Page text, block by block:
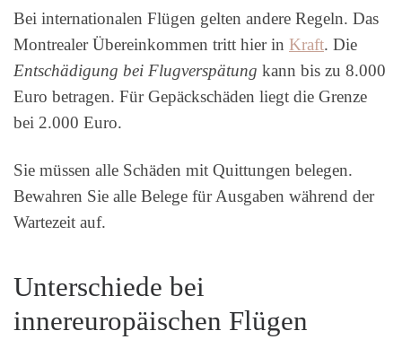
Bei internationalen Flügen gelten andere Regeln. Das
Montrealer Übereinkommen tritt hier in Kraft. Die
Entschädigung bei Flugverspätung kann bis zu 8.000
Euro betragen. Für Gepäckschäden liegt die Grenze
bei 2.000 Euro.
Sie müssen alle Schäden mit Quittungen belegen.
Bewahren Sie alle Belege für Ausgaben während der
Wartezeit auf.
Unterschiede bei
innereuropäischen Flügen